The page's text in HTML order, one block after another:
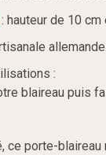
: hauteur de 10 cm
allemande.
:
blaireau puis
ce porte-